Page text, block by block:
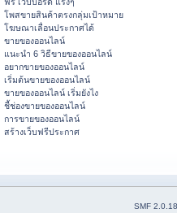
โพสขายสินค้าตรงกลุ่มเป้าหมาย
โฆษณาเลื่อนประกาศได้
ขายของออนไลน์
แนะนำ 6 วิธีขายของออนไลน์
อยากขายของออนไลน์
เริ่มต้นขายของออนไลน์
ขายของออนไลน์ เริ่มยังไง
ชี้ช่องขายของออนไลน์
การขายของออนไลน์
สร้างเว็บฟรีประกาศ
SMF 2.0.18